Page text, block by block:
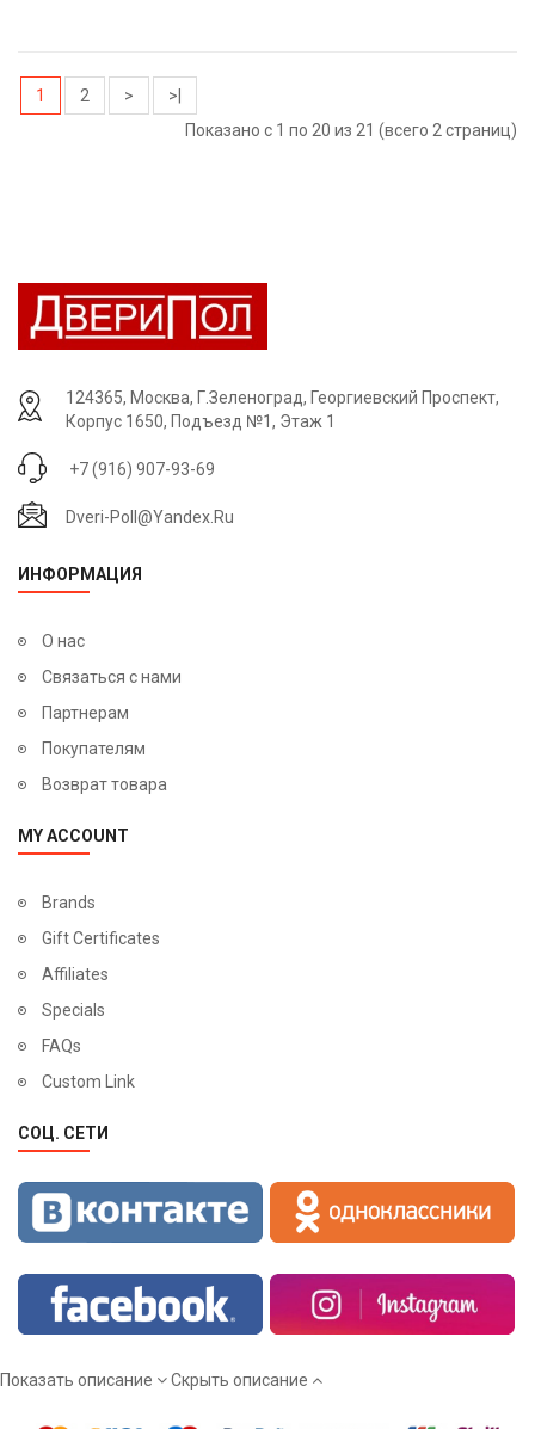
1 2 >
>|
Показано с 1 по 20 из 21 (всего 2 страниц)
124365, Москва, Г.Зеленоград, Георгиевский Проспект,
Корпус 1650, Подъезд №1, Этаж 1
+7 (916) 907-93-69
Dveri-Poll@yandex.ru
ИНФОРМАЦИЯ
О нас
Связаться с нами
Партнерам
Покупателям
Возврат товара
MY ACCOUNT
Brands
Gift Certificates
Affiliates
Specials
FAQs
Custom Link
СОЦ. СЕТИ
Показать описание Скрыть описание